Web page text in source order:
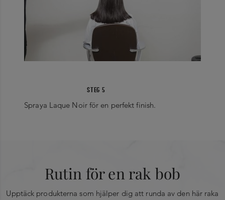
STEG 5
Spraya Laque Noir för en perfekt finish.
Rutin för en rak bob
Upptäck produkterna som hjälper dig att runda av den här raka